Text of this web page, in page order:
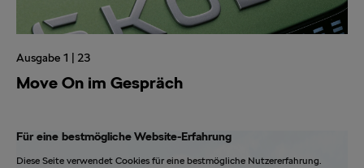
Ausgabe 1 | 23
Move On im Gespräch
Für eine bestmögliche Website-Erfahrung
Diese Seite verwendet Cookies für eine bestmögliche Nutzererfahrung.